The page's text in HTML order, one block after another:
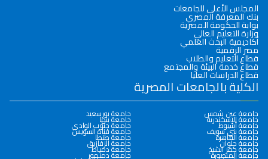
المجلس الأعلى للجامعات
بنك المعرفة المصري
بوابة الحكومة المصرية
وزارة التعليم العالي
أكاديمية البحث العلمي
مصر الرقمية
قطاع التعليم والطلاب
قطاع خدمة البيئة والمجتمع
قطاع الدراسات العليا
الكلية بالجامعات المصرية
جامعة عين شمس
جامعة الإسكندرية
جامعة أسيوط
جامعة بني سويف
جامعة القاهرة
جامعة حلوان
جامعة كفر الشيخ
جامعة المنصورة
جامعة بورسعيد
جامعة بنها
جامعة جنوب الوادي
جامعة قناة السويس
جامعة طنطا
جامعة الزقازيق
جامعة دمياط
جامعة دمنهور